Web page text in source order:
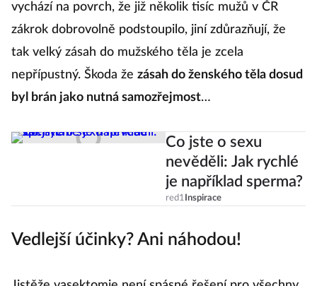
vychází na povrch, že již několik tisíc mužů v ČR
zákrok dobrovolně podstoupilo, jiní zdůrazňují, že
tak velký zásah do mužského těla je zcela
nepřípustný. Škoda že zásah do ženského těla dosud
byl brán jako nutná samozřejmost…
Co jste o sexu
nevěděli: Jak rychlé
je například sperma?
red1 Inspirace
Vedlejší účinky? Ani náhodou!